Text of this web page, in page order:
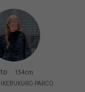
154cm
PARCO